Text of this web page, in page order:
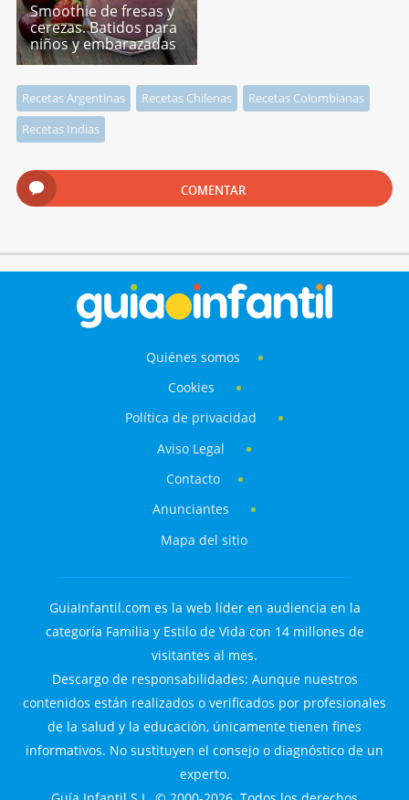
Smoothie de fresas y
cerezas. Batidos para
niños y embarazadas
Recetas Argentinas Recetas Chilenas
Recetas Colombianas
Recetas Indias
COMENTAR
Quiénes somos
Cookies
Política de privacidad
Aviso Legal
Contacto
Anunciantes
Mapa del sitio
GuiaInfantil.com es la web líder en audiencia en la
categoría Familia y Estilo de Vida con 14 millones de
visitantes al mes.
Descargo de responsabilidades: Aunque nuestros
contenidos están realizados o verificados por profesionales
de la salud y la educación, únicamente tienen fines
informativos. No sustituyen el consejo o diagnóstico de un
experto.